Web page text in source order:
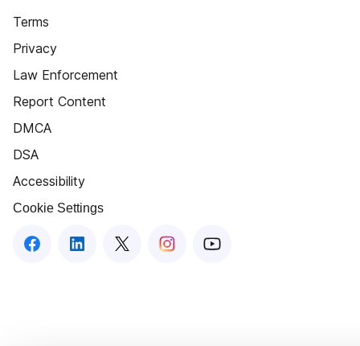
Terms
Privacy
Law Enforcement
Report Content
DMCA
DSA
Accessibility
Cookie Settings